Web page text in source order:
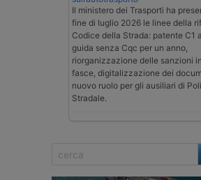
Il ministero dei Trasporti ha
fine di luglio 2026 le linee della
Codice della Strada: patente C1
guida senza Cqc per un anno,
riorganizzazione delle sanzioni
fasce, digitalizzazione dei
nuovo ruolo per gli ausiliari di
Stradale.